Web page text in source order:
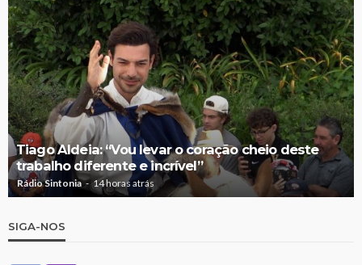
Tiago Aldeia: “Vou levar o coração cheio deste
trabalho diferente e incrível”
Rádio Sintonia 14 horas atrás
SIGA-NOS